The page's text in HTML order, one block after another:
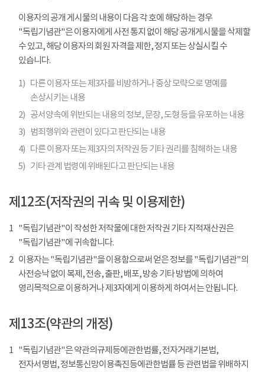
이용자의 공개 게시물의 내용이 다음 각 호에 해당하는 경우
"독립기념관"은 이용자에게 사전 통지 없이 해당 공개게시물을 삭제할
수 있고, 해당 이용자의 회원 자격을 제한, 정지 또는 상실시킬 수
있습니다.
1) 다른 이용자 또는 제3자를 비방하거나 중상 모략으로 명예를
손상시키는 내용
2) 공서양속에 위반되는 내용의 정보, 문장, 도형 등을 유포하는 내용
3)
범죄행위와 관련이 있다고 판단되는 내용
4) 다른 이용자 또는 제3자의 저작권 등 기타 권리를 침해하는 내용
5) 기타 관계 법령에 위배된다고 판단되는 내용
제12조(저작권의 귀속 및 이용제한)
1 "독립기념관"이 작성한 저작물에 대한 저작권 기타 지적재산권은
"독립기념관"에 귀속합니다.
2 이용자는 "독립기념관"을 이용함으로써 얻은 정보를 "독립기념관"의
사전승낙 없이 복제, 전송, 출판, 배포, 방송 기타 방법에 의하여
영리목적으로 이용하거나 제3자에게 이용하게 하여서는 안됩니다.
제13조(약관의 개정)
1 "독립기념관"은 약관의규제등에관한법률, 전자거래기본법,
전자서명법, 정보통신망이용촉진등에관한법률 등 관련법을 위배하지